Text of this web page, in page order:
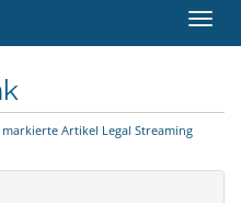
ein-/
markierte Artikel Legal Streaming